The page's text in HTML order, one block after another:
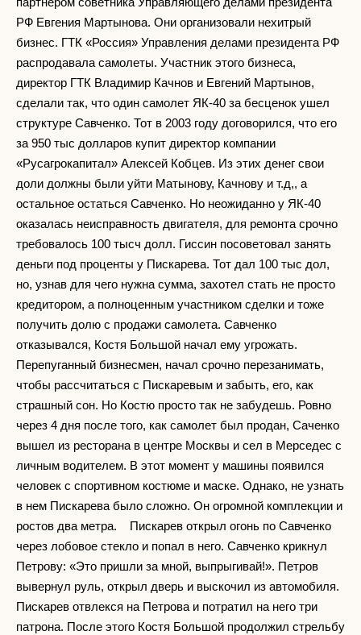
РФ Евгения Мартынова. Они организовали нехитрый
бизнес. ГТК «Россия» Управления делами президента РФ
распродавала самолеты. Участник этого бизнеса,
директор ГТК Владимир Качнов и Евгений Мартынов,
сделали так, что один самолет ЯК-40 за бесценок ушел
структуре Савченко. Тот в 2003 году договорился, что его
за 950 тыс долларов купит директор компании
«Русагрокапитал» Алексей Кобцев. Из этих денег свои
доли должны были уйти Матынову, Качнову и т.д,, а
остальное остаться Савченко. Но неожиданно у ЯК-40
оказалась неисправность двигателя, для ремонта срочно
требовалось 100 тысч долл. Гиссин посоветовал занять
деньги под проценты у Пискарева. Тот дал 100 тыс дол,
но, узнав для чего нужна сумма, захотел стать не просто
кредитором, а полноценным участником сделки и тоже
получить долю с продажи самолета. Савченко
отказывался, Костя Большой начал ему угрожать.
Перепуганный бизнесмен, начал срочно перезанимать,
чтобы рассчитаться с Пискаревым и забыть, его, как
страшный сон. Но Костю просто так не забудешь. Ровно
через 4 дня после того, как самолет был продан, Саченко
вышел из ресторана в центре Москвы и сел в Мерседес с
личным водителем. В этот момент у машины появился
человек с спортивном костюме и маске. Однако, не узнать
в нем Пискарева было сложно. Он огромной комплекции и
ростов два метра. Пискарев открыл огонь по Сaвченко
через лобовое стекло и попал в него. Савченко крикнул
Петрову: «Это пришли за мной, выпрыгивай!». Петров
вывернул руль, открыл дверь и выскочил из автомобиля.
Пискарев отвлекся на Петрова и потратил на него три
патрона. После этого Костя Большой продолжил стрельбу